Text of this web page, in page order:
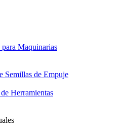
para Maquinarias
Semillas de Empuje
Herramientas